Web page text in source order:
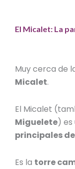
El Micalet: La
Muy cerca de
Micalet.
El Micalet
Miguelete) es
principales
Es la torre